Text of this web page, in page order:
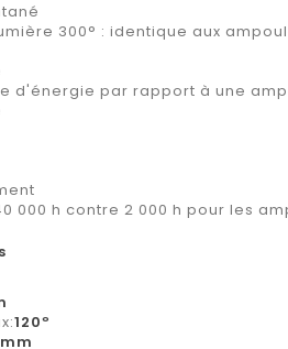
300° : identique aux
d'énergie par rapport à une
000 h contre 2 000 h pour les
120º